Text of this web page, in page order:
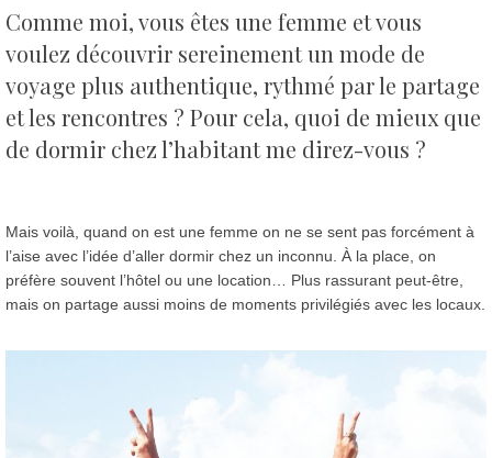
Comme moi, vous êtes une femme et vous
voulez découvrir sereinement un mode de
voyage plus authentique, rythmé par le partage
et les rencontres ? Pour cela, quoi de mieux que
de dormir chez l’habitant me direz-vous ?
Mais voilà, quand on est une femme on ne se sent pas forcément à
l’aise avec l’idée d’aller dormir chez un inconnu. À la place, on
préfère souvent l’hôtel ou une location… Plus rassurant peut-être,
mais on partage aussi moins de moments privilégiés avec les locaux.